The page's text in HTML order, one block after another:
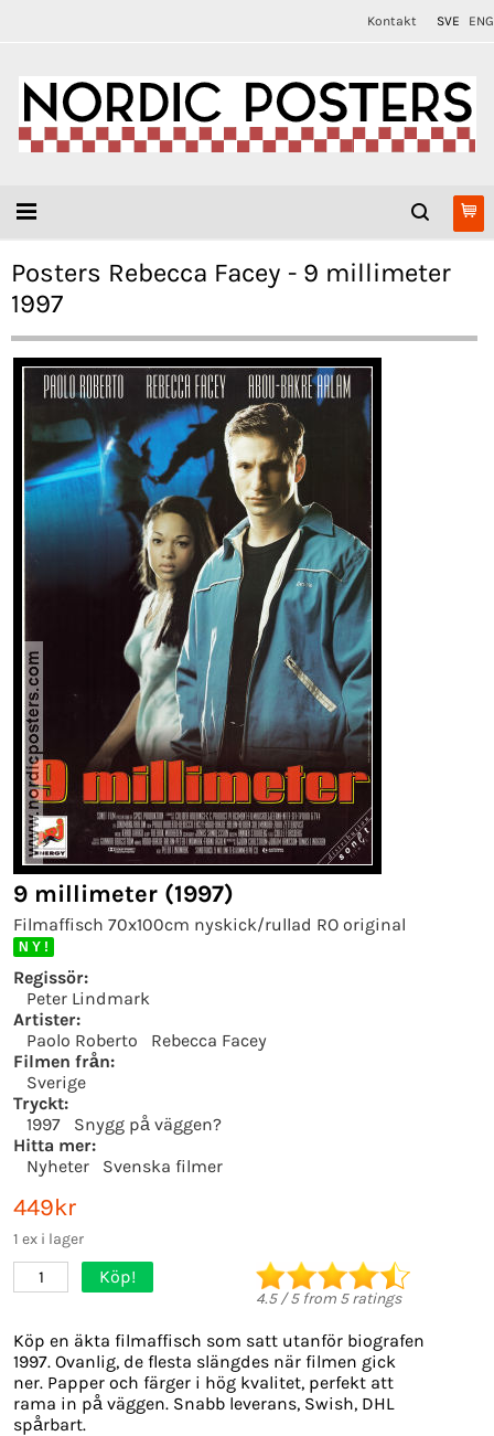
Kontakt SVE ENG
Posters Rebecca Facey - 9 millimeter
1997
9 millimeter (1997)
Filmaffisch 70x100cm nyskick/rullad RO original
N Y !
Regissör:
Peter Lindmark
Artister:
Paolo Roberto
Rebecca Facey
Filmen från:
Sverige
Tryckt:
1997
Snygg på väggen?
Hitta mer:
Nyheter
Svenska filmer
449kr
1 ex i lager
1 Köp!
4.5/5from 5ratings
Köp en äkta filmaffisch som satt utanför biografen
1997. Ovanlig, de flesta slängdes när filmen gick
ner. Papper och färger i hög kvalitet, perfekt att
rama in på väggen. Snabb leverans, Swish, DHL
spårbart.